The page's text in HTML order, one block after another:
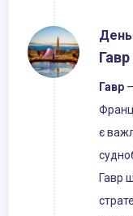
Гавр
є
Гавр